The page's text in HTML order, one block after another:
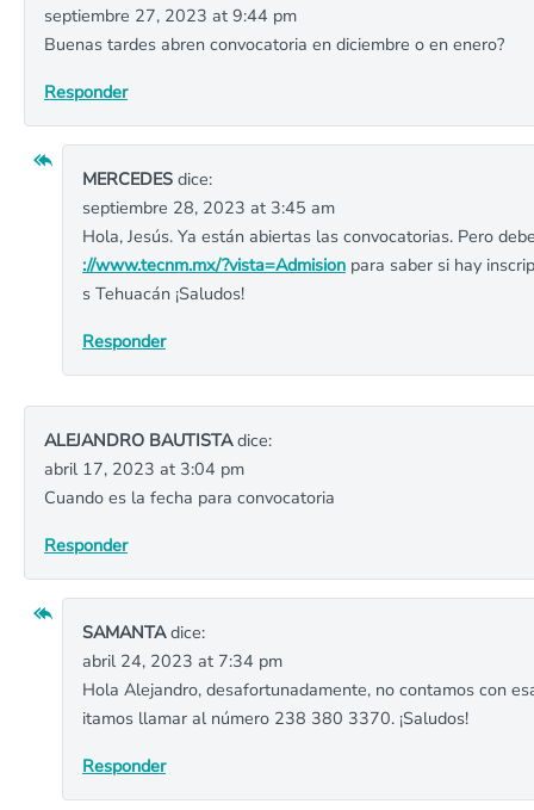
septiembre 27, 2023 at 9:44 pm
Buenas tardes abren convocatoria en diciembre o en enero?
Responder
MERCEDES dice:
septiembre 28, 2023 at 3:45 am
Hola, Jesús. Ya están abiertas las convocatorias. Pero
://www.tecnm.mx/?vista=Admision para saber si hay
s Tehuacán ¡Saludos!
Responder
ALEJANDRO BAUTISTAdice:
abril 17, 2023 at 3:04 pm
Cuando es la fecha para convocatoria
Responder
SAMANTAdice:
abril 24, 2023 at 7:34 pm
Hola Alejandro, desafortunadamente, no contamos con
itamos llamar al número 238 380 3370. ¡Saludos!
Responder